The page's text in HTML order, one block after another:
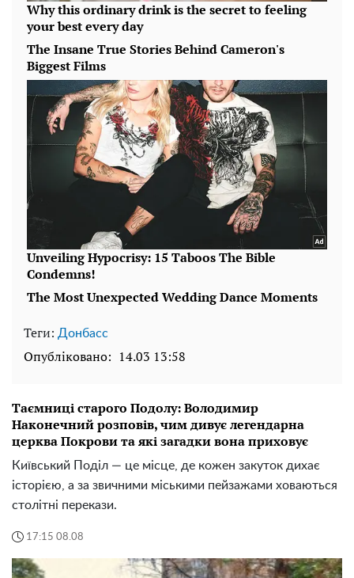
Теги: Донбасс
Опубліковано: 14.03 13:58
Таємниці старого Подолу: Володимир
Наконечний розповів, чим дивує легендарна
церква Покрови та які загадки вона приховує
Київський Поділ — це місце, де кожен закуток дихає
історією, а за звичними міськими пейзажами ховаються
столітні перекази.
17:15 08.08